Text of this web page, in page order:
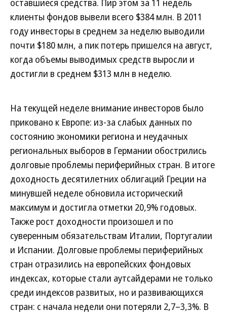
оставшиеся средства. Пир этом за 11 недель
клиенты фондов вывели всего $384 млн. В 2011
году инвесторы в среднем за неделю выводили
почти $180 млн, а пик потерь пришелся на август,
когда объемы выводимых средств выросли и
достигли в среднем $313 млн в неделю.
На текущей неделе внимание инвесторов было
приковано к Европе: из-за слабых данных по
состоянию экономики региона и неудачных
региональных выборов в Германии обострились
долговые проблемы периферийных стран. В итоге
доходность десятилетних облигаций Греции на
минувшей неделе обновила исторический
максимум и достигла отметки 20,9% годовых.
Также рост доходности произошел и по
суверенным обязательствам Италии, Португалии
и Испании. Долговые проблемы периферийных
стран отразились на европейских фондовых
индексах, которые стали аутсайдерами не только
среди индексов развитых, но и развивающихся
стран: с начала недели они потеряли 2,7–3,3%. В